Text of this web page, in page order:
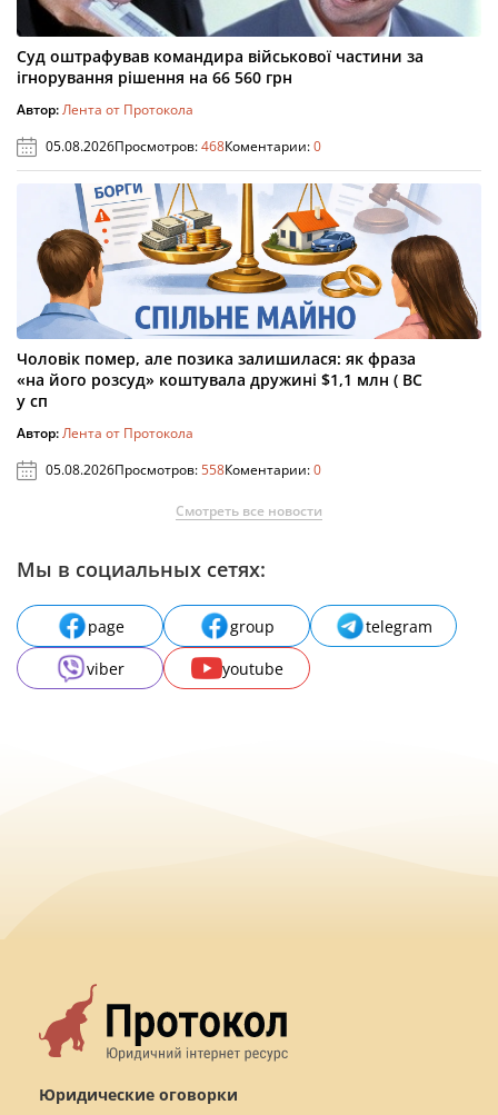
Суд оштрафував командира військової частини за
ігнорування рішення на 66 560 грн
Автор:Лента от Протокола
05.08.2026Просмотров:468Коментарии:0
Чоловік помер, але позика залишилася: як фраза
«на його розсуд» коштувала дружині $1,1 млн ( ВС
у сп
Автор:Лента от Протокола
05.08.2026Просмотров:558Коментарии:0
Смотреть все новости
Мы в социальных сетях:
page group
telegram
viber
youtube
Юридические оговорки